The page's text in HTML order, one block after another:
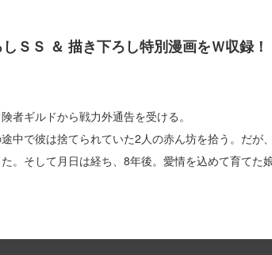
ＳＳ ＆ 描き下ろし特別漫画をＷ収録！
者ギルドから戦力外通告を受ける。
中で彼は捨てられていた2人の赤ん坊を拾う。だが
。そして月日は経ち、8年後。愛情を込めて育て